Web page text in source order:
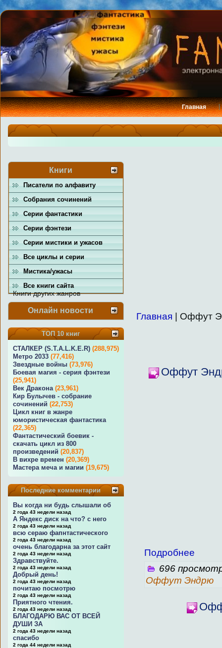
Главная
Книги
Писатели по алфавиту
Собрания сочинений
Серии фантастики
Серии фэнтези
Серии мистики и ужасов
Все циклы и серии
Мистика/ужасы
Все книги сайта
Книги других жанров
Онлайн новости
ТОП 10 книг
СТАЛКЕР (S.T.A.L.K.E.R) (288,975)
Метро 2033 (77,416)
Звездные войны (73,976)
Боевая магия - серия фэнтези
(25,941)
Век Дракона (23,961)
Кир Булычев - собрание
сочинений (22,753)
Цикл книг в жанре
юмористическая фантастика
(22,365)
Фантастический боевик -
скачать цикл из 800
произведений (20,837)
В вихре времен (20,369)
Мастера меча и магии (19,675)
Последние комментарии
Вы когда ни будь слышали об
2 года 43 недели назад
А Яндекс диск на что? с него
2 года 43 недели назад
всю сераю фапнтастического
2 года 43 недели назад
очень благодарна за этот сайт
2 года 43 недели назад
Здравствуйте.
2 года 43 недели назад
Добрый день!
2 года 43 недели назад
почитаю посмотрю
2 года 43 недели назад
Приятного чтения.
2 года 43 недели назад
БЛАГОДАРЮ ВАС ОТ ВСЕЙ
ДУШИ ЗА
2 года 43 недели назад
спасибо
2 года 44 недели назад
Главная | Оффут
Оффут
Подробнее
696
Оффут Эндрю